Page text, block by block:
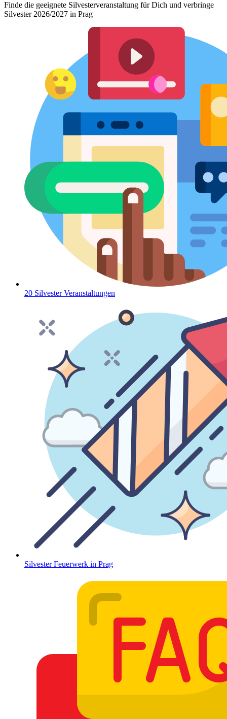
Finde die geeignete Silvesterveranstaltung für Dich und verbringe
Silvester 2026/2027 in Prag
20 Silvester Veranstaltungen
Silvester Feuerwerk in Prag